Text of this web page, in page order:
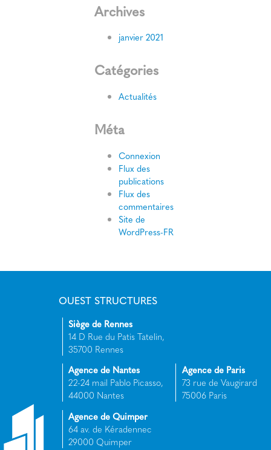
Archives
janvier 2021
Catégories
Actualités
Méta
Connexion
Flux des
publications
Flux des
commentaires
Site de
WordPress-FR
OUEST STRUCTURES
Siège de Rennes
14 D Rue du Patis Tatelin,
35700 Rennes
Agence de Nantes
22-24 mail Pablo Picasso,
44000 Nantes
Agence de Paris
73 rue de Vaugirard
75006 Paris
Agence de Quimper
64 av. de Kéradennec
29000 Quimper